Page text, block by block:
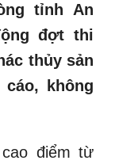
tỉnh An
đợt thi
thủy sản
không
điểm từ